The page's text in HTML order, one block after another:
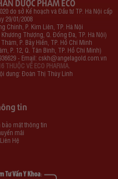
DƯỢC PHẨM ECO
do sở Kế hoạch và Đầu tư TP. Hà Nội cấp
29/01/2008
Chinh, P. Kim Liên, TP. Hà Nội
Thượng, Q. Đống Đa, TP. Hà Nội)
P. Bảy Hiền, TP. Hồ Chí Minh
P. 12, Q. Tân Bình, TP. Hồ Chí Minh)
- Email: cskh@angelagold.com.vn
THUỘC VỀ ECO PHARMA.
dung: Đoàn Thị Thùy Linh
tin
bảo mật thông tin
mãi
Liên Hệ